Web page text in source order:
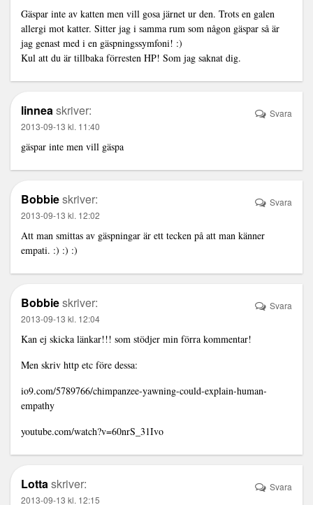
Gäspar inte av katten men vill gosa järnet ur den. Trots en galen
allergi mot katter. Sitter jag i samma rum som någon gäspar så är
jag genast med i en gäspningssymfoni! :)
Kul att du är tillbaka förresten HP! Som jag saknat dig.
linneaskriver:
2013-09-13 kl. 11:40
gäspar inte men vill gäspa
Svara
Bobbieskriver:
2013-09-13 kl. 12:02
Att man smittas av gäspningar är ett tecken på att man känner
empati. :) :) :)
Svara
Bobbieskriver:
2013-09-13 kl. 12:04
Kan ej skicka länkar!!! som stödjer min förra kommentar!
Men skriv http etc före dessa:
io9.com/5789766/chimpanzee-yawning-could-explain-human-
empathy
youtube.com/watch?v=60nrS_31Ivo
Svara
Lottaskriver:
2013-09-13 kl. 12:15
Svara